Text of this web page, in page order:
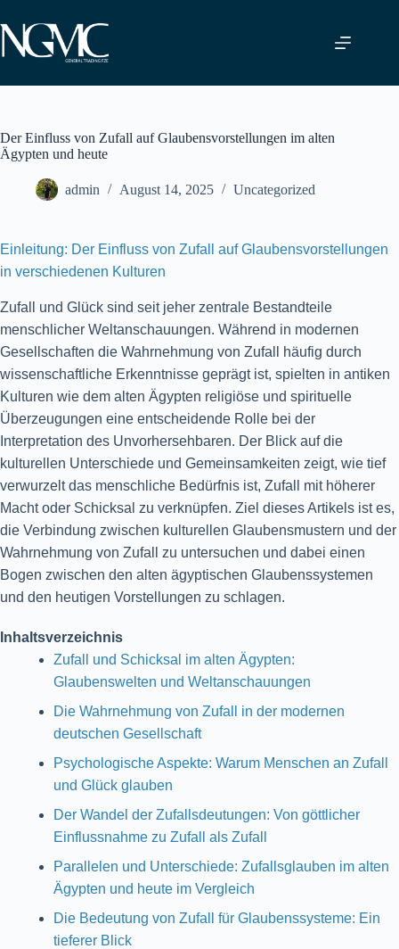
to
content
Der Einfluss von Zufall auf Glaubensvorstellungen im alten
Ägypten und heute
admin August 14, 2025 Uncategorized
Einleitung: Der Einfluss von Zufall auf Glaubensvorstellungen
in verschiedenen Kulturen
Zufall und Glück sind seit jeher zentrale Bestandteile
menschlicher Weltanschauungen. Während in modernen
Gesellschaften die Wahrnehmung von Zufall häufig durch
wissenschaftliche Erkenntnisse geprägt ist, spielten in antiken
Kulturen wie dem alten Ägypten religiöse und spirituelle
Überzeugungen eine entscheidende Rolle bei der
Interpretation des Unvorhersehbaren. Der Blick auf die
kulturellen Unterschiede und Gemeinsamkeiten zeigt, wie tief
verwurzelt das menschliche Bedürfnis ist, Zufall mit höherer
Macht oder Schicksal zu verknüpfen. Ziel dieses Artikels ist es,
die Verbindung zwischen kulturellen Glaubensmustern und der
Wahrnehmung von Zufall zu untersuchen und dabei einen
Bogen zwischen den alten ägyptischen Glaubenssystemen
und den heutigen Vorstellungen zu schlagen.
Inhaltsverzeichnis
Zufall und Schicksal im alten Ägypten:
Glaubenswelten und Weltanschauungen
Die Wahrnehmung von Zufall in der modernen
deutschen Gesellschaft
Psychologische Aspekte: Warum Menschen an Zufall
und Glück glauben
Der Wandel der Zufallsdeutungen: Von göttlicher
Einflussnahme zu Zufall als Zufall
Parallelen und Unterschiede: Zufallsglauben im alten
Ägypten und heute im Vergleich
Die Bedeutung von Zufall für Glaubenssysteme: Ein
tieferer Blick